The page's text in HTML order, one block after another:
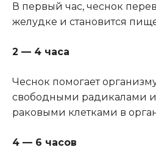
В первый час, чеснок
желудке и становится
2 — 4 часа
Чеснок помогает
свободными радикалами
раковыми клетками в
4 — 6 часов